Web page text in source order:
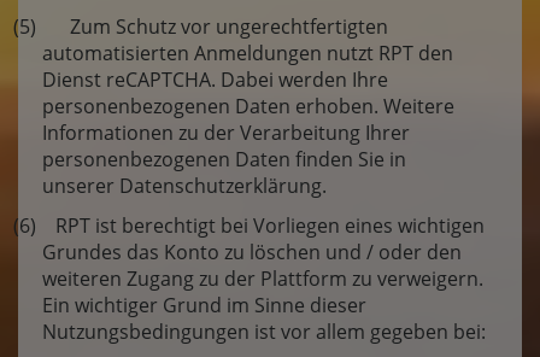
(5) Zum Schutz vor ungerechtfertigten
automatisierten Anmeldungen nutzt RPT den
Dienst reCAPTCHA. Dabei werden Ihre
personenbezogenen Daten erhoben. Weitere
Informationen zu der Verarbeitung Ihrer
personenbezogenen Daten finden Sie in
unserer Datenschutzerklärung.
(6) RPT ist berechtigt bei Vorliegen eines wichtigen
Grundes das Konto zu löschen und / oder den
weiteren Zugang zu der Plattform zu verweigern.
Ein wichtiger Grund im Sinne dieser
Nutzungsbedingungen ist vor allem gegeben bei: